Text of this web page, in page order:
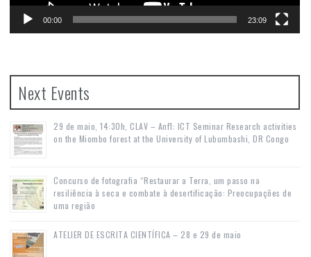
00:00 23:09
Next Events
29 de maio, 14:30h, CLAV – Anf1: ICT Seminar Research activities
on the Miombo forest at the University of Lubumbashi, DR Congo
Concurso de fotografia “Restaurar a Terra, um passo na
resiliência à seca e combate à desertificação: Preocupações de
uma região
ATELIER DE ESCRITA CIENTÍFICA – 28 e 29 de maio